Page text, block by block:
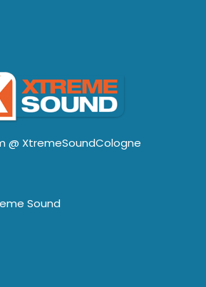
@ XtremeSoundCologne
Sound